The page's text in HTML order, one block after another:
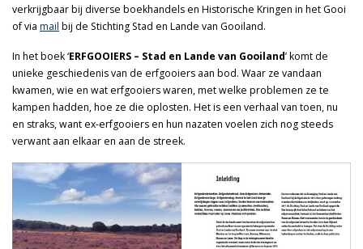
verkrijgbaar bij diverse boekhandels en Historische Kringen in het Gooi
of via mail bij de Stichting Stad en Lande van Gooiland.
In het boek ‘ERFGOOIERS – Stad en Lande van Gooiland’ komt de
unieke geschiedenis van de erfgooiers aan bod. Waar ze vandaan
kwamen, wie en wat erfgooiers waren, met welke problemen ze te
kampen hadden, hoe ze die oplosten. Het is een verhaal van toen, nu
en straks, want ex-erfgooiers en hun nazaten voelen zich nog steeds
verwant aan elkaar en aan de streek.